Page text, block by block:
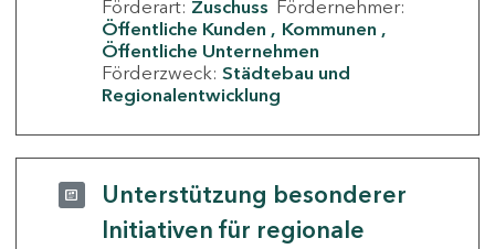
Förderart: Zuschuss Fördernehmer:
Öffentliche Kunden
Kommunen
Öffentliche Unternehmen
Förderzweck: Städtebau und
Regionalentwicklung
Unterstützung besonderer
Initiativen für regionale